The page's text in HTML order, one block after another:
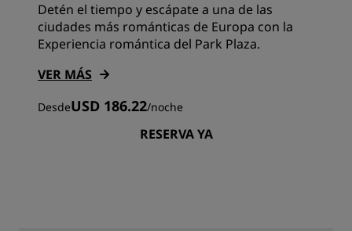
Detén el tiempo y escápate a una de las
ciudades más románticas de Europa con la
Experiencia romántica del Park Plaza.
VER MÁS
DesdeUSD 186.22/noche
RESERVA YA